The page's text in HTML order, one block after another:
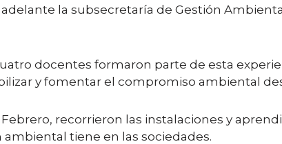
la subsecretaría de Gestión
docentes formaron parte de esta
y fomentar el compromiso ambiental
recorrieron las instalaciones y
tiene en las sociedades.